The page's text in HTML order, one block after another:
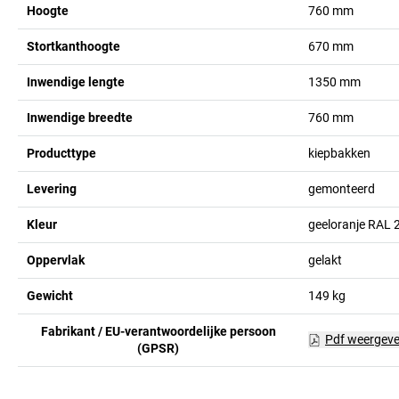
Hoogte 760 mm
Stortkanthoogte 670 mm
Inwendige lengte 1350 mm
Inwendige breedte 760 mm
Producttype kiepbakken
Levering gemonteerd
Kleur geeloranje RAL
Oppervlak gelakt
Gewicht 149 kg
Fabrikant / EU-verantwoordelijke persoon
(GPSR)
Pdf